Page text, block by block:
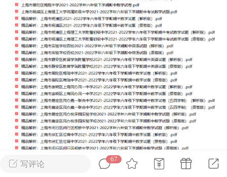
中考资料
（附解析）
上海高考
60篇外刊阅读搞定上海高
考必备核心词（附解析）
写评论
67